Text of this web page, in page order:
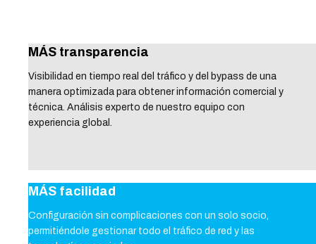
MÁS transparencia
Visibilidad en tiempo real del tráfico y del bypass de una
manera optimizada para obtener información comercial y
técnica. Análisis experto de nuestro equipo con
experiencia global.
MÁS facilidad
Configuración sin complicaciones con un solo socio,
permitiéndole gestionar todo el tráfico de red y las